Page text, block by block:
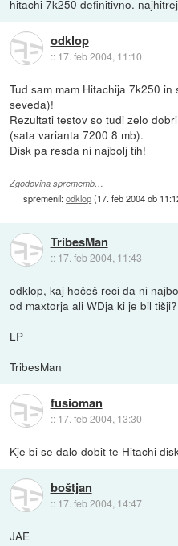
hitachi 7k250 definitivno.
odklop
:: 17. feb 2004, 11:10
Tud sam mam Hitachija 7k250
seveda)!
Rezultati testov so tudi zelo
(sata varianta 7200 8 mb).
Disk pa resda ni najbolj tih!
Zgodovina sprememb…
spremenil:odklop(17. feb 2004 ob
TribesMan
:: 17. feb 2004, 11:43
odklop, kaj hočeš reci da ni
od maxtorja ali WDja ki je bil
LP
TribesMan
fusioman
:: 17. feb 2004, 13:30
Kje bi se dalo dobit te Hitachi
boštjan
:: 17. feb 2004, 14:47
JAE